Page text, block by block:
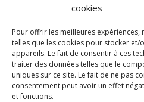
cookies
Pour offrir les meilleures
telles que les cookies pour stocker
appareils. Le fait de consentir à ces
traiter des données telles que le
uniques sur ce site. Le fait de ne pas
consentement peut avoir un effet
et fonctions.